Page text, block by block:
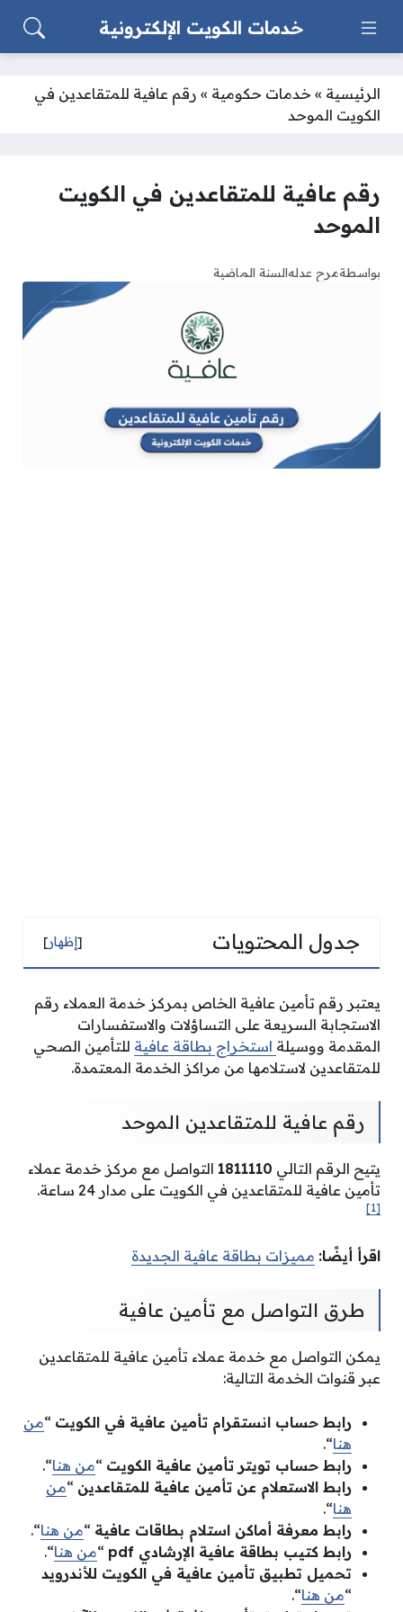
خدمات الكويت الإلكترونية
الرئيسية » خدمات حكومية » رقم عافية للمتقاعدين في
الكويت الموحد
رقم عافية للمتقاعدين في الكويت
الموحد
بواسطةمرح عدلهالسنة الماضية
جدول المحتويات [إظهار]
يعتبر رقم تأمين عافية الخاص بمركز خدمة العملاء رقم
الاستجابة السريعة على التساؤلات والاستفسارات
المقدمة ووسيلة استخراج بطاقة عافية للتأمين الصحي
للمتقاعدين لاستلامها من مراكز الخدمة المعتمدة.
رقم عافية للمتقاعدين الموحد
يتيح الرقم التالي 1811110 التواصل مع مركز خدمة عملاء
تأمين عافية للمتقاعدين في الكويت على مدار 24 ساعة.
[1]
اقرأ أيضًا: مميزات بطاقة عافية الجديدة
طرق التواصل مع تأمين عافية
يمكن التواصل مع خدمة عملاء تأمين عافية للمتقاعدين
عبر قنوات الخدمة التالية:
رابط حساب انستقرام تأمين عافية في الكويت “من
هنا“.
رابط حساب تويتر تأمين عافية الكويت “من هنا“.
رابط الاستعلام عن تأمين عافية للمتقاعدين “من
هنا“.
رابط معرفة أماكن استلام بطاقات عافية “من هنا“.
رابط كتيب بطاقة عافية الإرشادي pdf
“من هنا“.
تحميل تطبيق تأمين عافية في الكويت للأندرويد
“من هنا“.